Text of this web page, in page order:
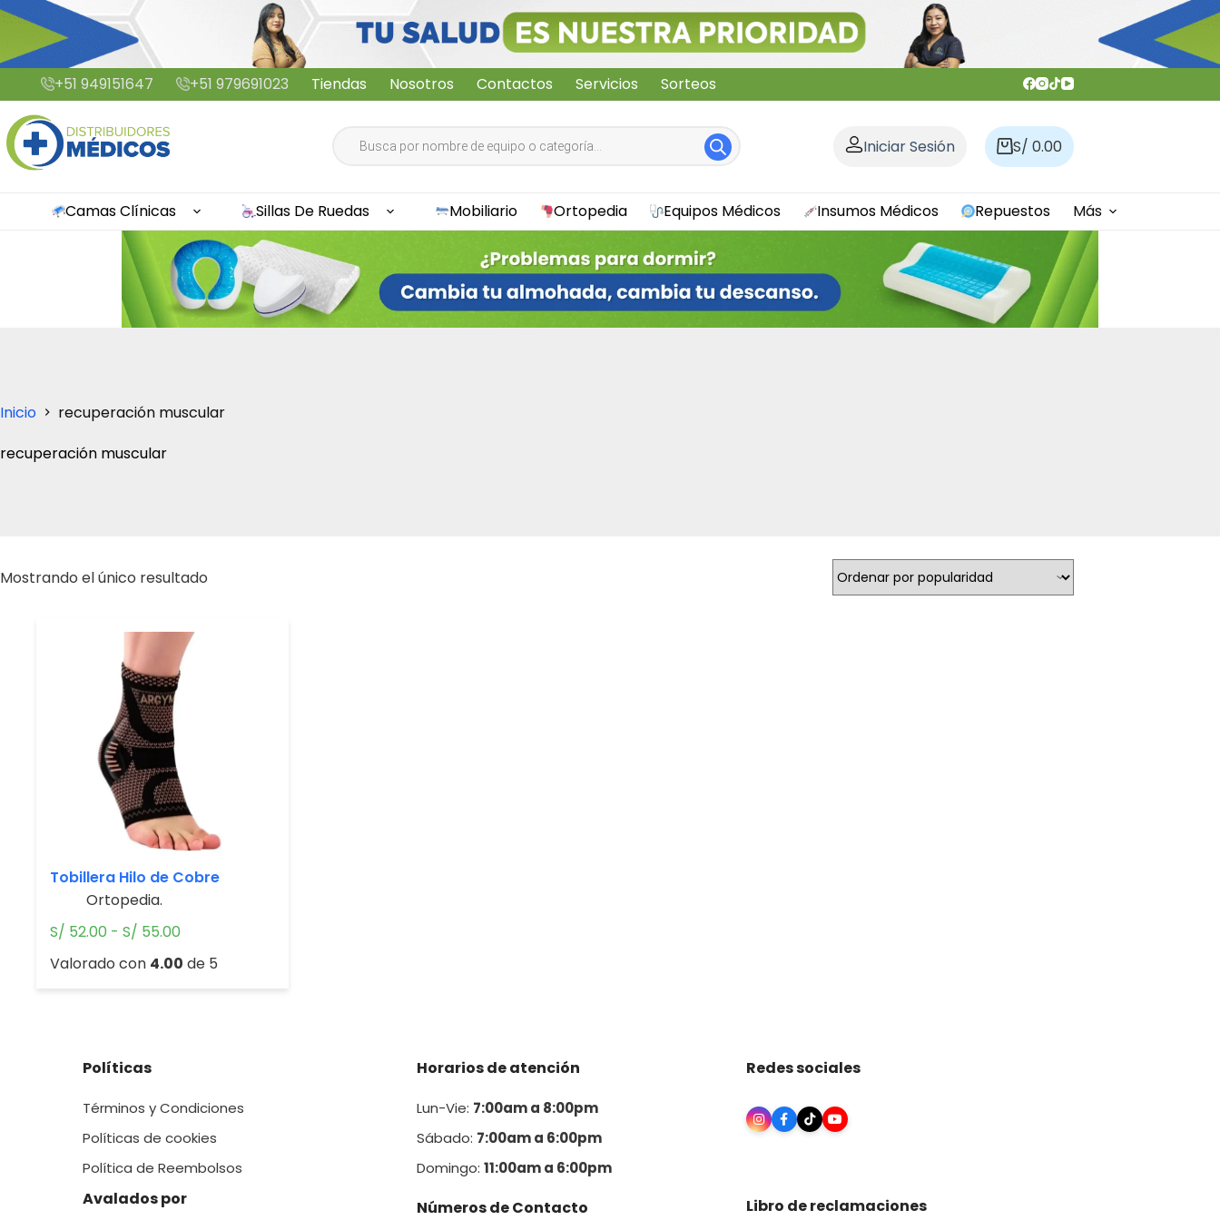
Saltar
al
contenido
+51 949151647 +51 979691023 Tiendas Nosotros Contactos Servicios Sorteos
Iniciar Sesión
Carro
compra
S/ 0.00
Camas Clínicas Sillas De Ruedas Mobiliario Ortopedia Equipos Médicos Insumos Médicos Repuestos Más
Inicio
recuperación muscular
recuperación muscular
Mostrando el único resultado
Tobillera Hilo de Cobre
Ortopedia.
S/ 52.00 - S/ 55.00
de
Valorado con 4.00 de 5
Políticas
Términos y Condiciones
Políticas de cookies
Política de Reembolsos
Avalados por
Horarios de atención
Lun-Vie: 7:00am a 8:00pm
Sábado: 7:00am a 6:00pm
Domingo:11:00am a 6:00pm
Números de Contacto
Redes sociales
Libro de reclamaciones